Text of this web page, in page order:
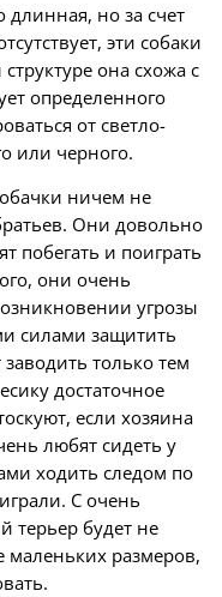
длинная, но за счет
эти собаки
она схожа с
определенного
от светло-
или черного.
ничем не
Они довольно
побегать и поиграть
они очень
угрозы
силами защитить
только тем
достаточное
если хозяина
любят сидеть у
ходить следом по
С очень
терьер будет не
маленьких размеров,